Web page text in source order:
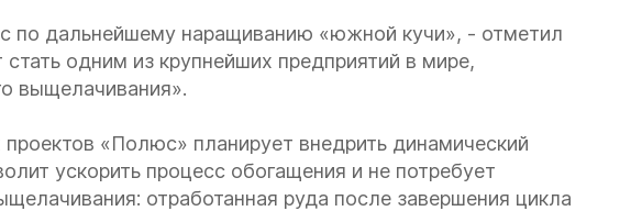
по дальнейшему наращиванию «южной кучи», - отметил
одним из крупнейших предприятий в мире,
выщелачивания».
«Полюс» планирует внедрить динамический
ускорить процесс обогащения и не потребует
отработанная руда после завершения цикла